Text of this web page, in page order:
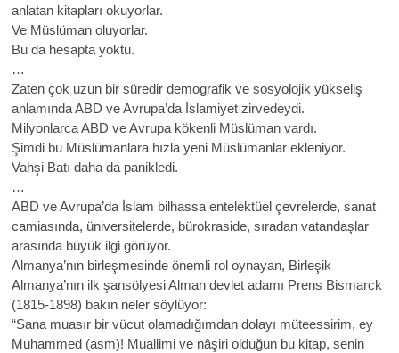
anlatan kitapları okuyorlar.
Ve Müslüman oluyorlar.
Bu da hesapta yoktu.
…
Zaten çok uzun bir süredir demografik ve sosyolojik yükseliş
anlamında ABD ve Avrupa’da İslamiyet zirvedeydi.
Milyonlarca ABD ve Avrupa kökenli Müslüman vardı.
Şimdi bu Müslümanlara hızla yeni Müslümanlar ekleniyor.
Vahşi Batı daha da panikledi.
…
ABD ve Avrupa’da İslam bilhassa entelektüel çevrelerde, sanat
camiasında, üniversitelerde, bürokraside, sıradan vatandaşlar
arasında büyük ilgi görüyor.
Almanya’nın birleşmesinde önemli rol oynayan, Birleşik
Almanya’nın ilk şansölyesi Alman devlet adamı Prens Bismarck
(1815-1898) bakın neler söylüyor:
“Sana muasır bir vücut olamadığımdan dolayı müteessirim, ey
Muhammed (asm)! Muallimi ve nâşiri olduğun bu kitap, senin